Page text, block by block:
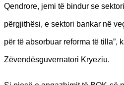
Qendrore, jemi të bindur se
përgjithësi, e sektori bankar në
për të absorbuar reforma të tilla”,
Zëvendësguvernatori Kryeziu.